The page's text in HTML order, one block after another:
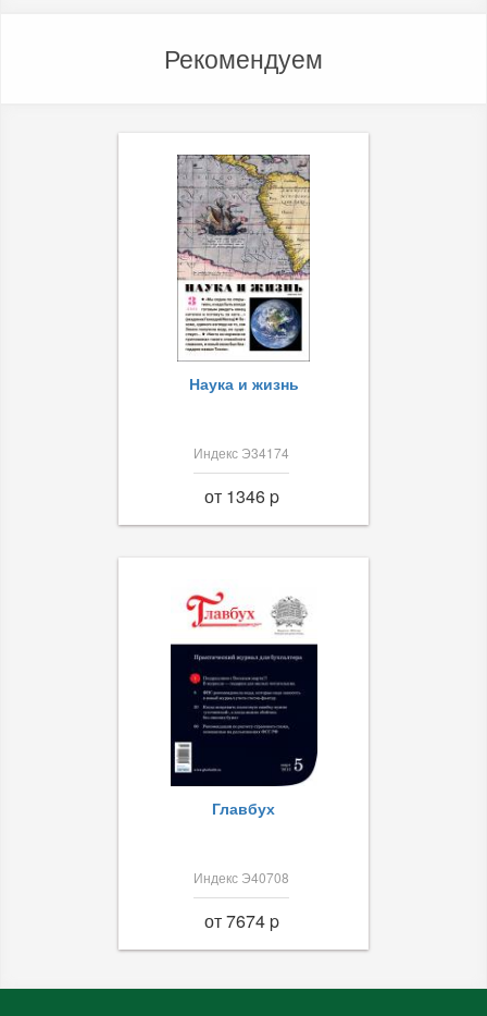
Рекомендуем
Наука и жизнь
Индекс Э34174
от 1346 p
Главбух
Индекс Э40708
от 7674 p